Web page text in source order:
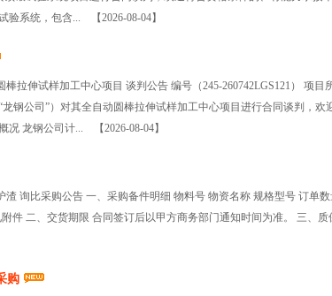
验系统，包含...
【2026-08-04】
拉伸试样加工中心项目 谈判公告 编号（245-260742LGS121） 项
钢公司”）对其全自动圆棒拉伸试样加工中心项目进行合同谈判，
况 龙钢公司计...
【2026-08-04】
询比采购公告 一、采购备件明细 物料号 物资名称 规格型号 订单
件 二、交货期限 合同签订后以甲方商务部门通知时间为准。 三、
购